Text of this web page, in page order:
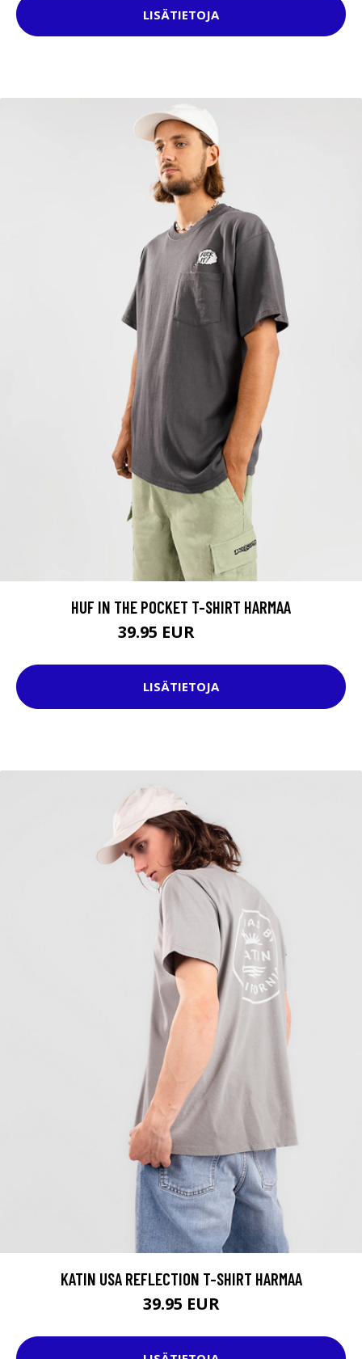
LISÄTIETOJA
HUF IN THE POCKET T-SHIRT HARMAA
39.95 EUR
LISÄTIETOJA
KATIN USA REFLECTION T-SHIRT HARMAA
39.95 EUR